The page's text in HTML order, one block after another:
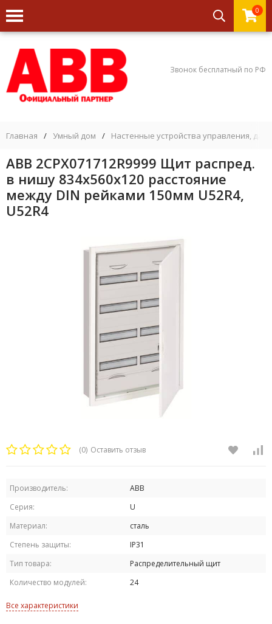
0
Звонок бесплатный по РФ
Главная / Умный дом / Настенные устройства управления,
ABB 2CPX071712R9999 Щит распред.
в нишу 834х560х120 расстояние
между DIN рейками 150мм U52R4,
U52R4
(0) Оставить отзыв
Производитель:
ABB
Серия:
U
Материал:
сталь
Степень защиты:
IP31
Тип товара:
Распределительный щит
Количество модулей:
24
Все характеристики